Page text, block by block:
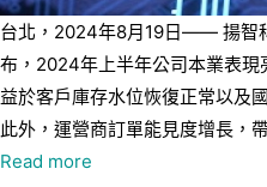
台北，2024年8月19日—— 揚智
布，2024年上半年公司本業表現
益於客戶庫存水位恢復正常以及
此外，運營商訂單能見度增長，
Read more